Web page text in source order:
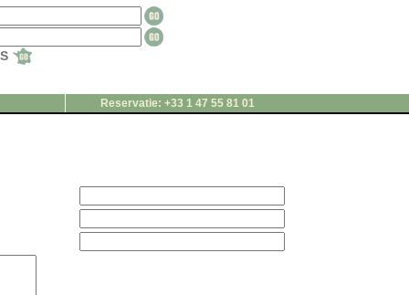
Reservatie: +33 1 47 55 81 01